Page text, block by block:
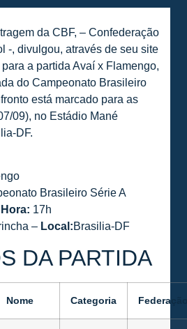
da CBF, – Confederação
-, divulgou, através de seu site
a partida Avaí x Flamengo,
do Campeonato Brasileiro
está marcado para as
09), no Estádio Mané
DF.
Brasileiro Série A
Hora: 17h
– Local:Brasilia-DF
DA PARTIDA
Nome Categoria